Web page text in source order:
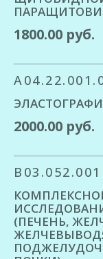
1800.00 руб.
2000.00 руб.
В03.052.001
(ПЕЧЕНЬ,